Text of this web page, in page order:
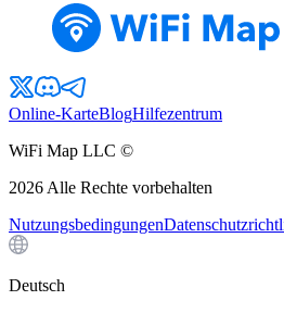
Online-KarteBlogHilfezentrum
WiFi Map LLC ©
2026 Alle Rechte vorbehalten
Nutzungsbedingungen
Deutsch